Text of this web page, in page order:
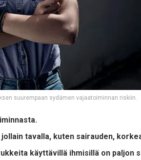
suurempaan sydämen vajaatoiminnan riskiin.
tavalla, kuten sairauden,
käyttävillä ihmisillä on paljon